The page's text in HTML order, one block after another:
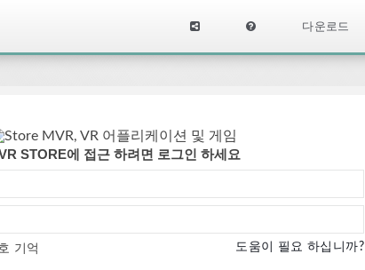
다운로드
STORE에 접근 하려면 로그인 하세요
기억 도움이 필요 하십니까?